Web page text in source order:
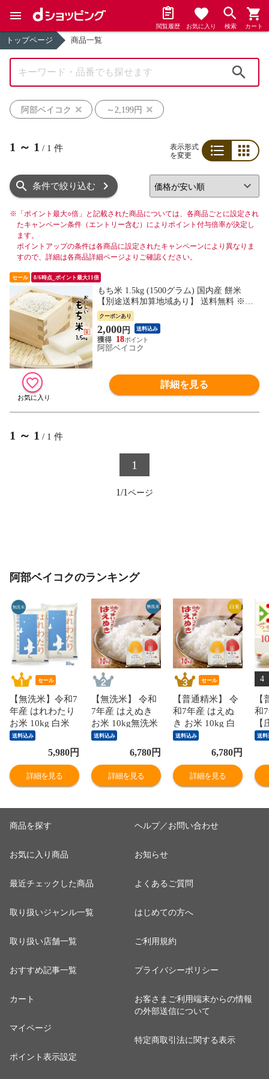
閲覧履歴 お気に入り 検索 カート
トップページ 商品一覧
阿部ベイコク
～2,199円
1 ～ 1 / 1 件
表示形式
を変更
条件で絞り込む
※ 「ポイント最大○倍」と記載された商品については、各商品ごとに設定され
たキャンペーン条件（エントリー含む）によりポイント付与倍率が決定し
ます。
ポイントアップの条件は各商品に設定されたキャンペーンにより異なりま
すので、詳細は各商品詳細ページよりご確認ください。
セール 8/6時点_ポイント最大11倍
もち米 1.5kg (1500グラム) 国内産 餅米
【別途送料加算地域あり】 送料無料 ※北
海道・中国・四国・九州・沖縄は別途追加
送料
クーポンあり
2,000円 送料込み
18
阿部ベイコク
詳細を見る
1 ～ 1 / 1 件
1
1/1
阿部ベイコクのランキング
セール
【無洗米】令和7
年産 はれわたり
お米 10kg 白米
青森県産 送料無
料 ※北海道・中
国・四国・九
州・沖縄は別途
追加送料
送料込み
5,980円
詳細を見る
【無洗米】 令和
7年産 はえぬき
お米 10kg無洗米
山形県産 (5kg×2
袋) 送料無料 ※
北海道・中国・
四国・九州・沖
縄は別途追加送
tsuyahae
送料込み
6,780円
詳細を見る
セール
【普通精米】 令
和7年産 はえぬ
き お米 10kg 白
米山形県産
(5kg×2袋) 送料無
料 ※北海道・中
国・四国・九
州・沖縄は別途
め cp202312628
送料込み
6,780円
詳細を見る
4
和
米
料
道
は
送料
商品を探す
お気に入り商品
最近チェックした商品
取り扱いジャンル一覧
取り扱い店舗一覧
おすすめ記事一覧
カート
マイページ
ポイント表示設定
ヘルプ／お問い合わせ
お知らせ
よくあるご質問
はじめての方へ
ご利用規約
プライバシーポリシー
お客さまご利用端末からの情報
の外部送信について
特定商取引法に関する表示